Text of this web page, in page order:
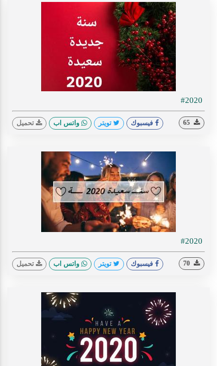
#2020
فيسبوك تويتر واتس اب تحميل
#2020
فيسبوك تويتر واتس اب تحميل